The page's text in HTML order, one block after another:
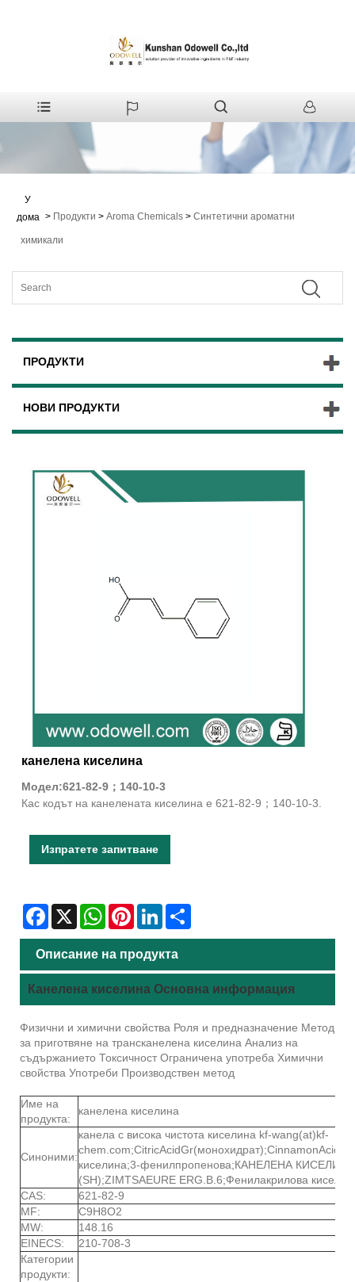
У
дома > Продукти > Aroma Chemicals > Синтетични ароматни
химикали
ПРОДУКТИ
НОВИ ПРОДУКТИ
канелена киселина
Модел:621-82-9；140-10-3
Кас кодът на канелената киселина е 621-82-9；140-10-3.
Изпратете запитване
Facebook
X WhatsAppPinterestLinkedIn
Описание на продукта
Канелена киселина Основна информация
Физични и химични свойства Роля и предназначение Метод
за приготвяне на трансканелена киселина Анализ на
съдържанието Токсичност Ограничена употреба Химични
свойства Употреби Производствен метод
Име на
продукта:
канелена киселина
Синоними:
канела с висока чистота киселина kf-wang(at)kf-
киселина;3-фенилпропенова;КАНЕЛЕНА
(SH);ZIMTSAEURE ERG.B.6;Фенилакрилова
CAS:
621-82-9
MF:
C9H8O2
MW:
148.16
EINECS:
210-708-3
Категории
продукти: